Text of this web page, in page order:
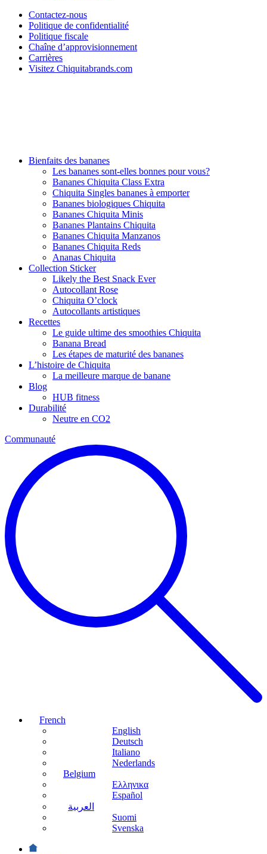
Contactez-nous
Politique de confidentialité
Politique fiscale
Chaîne d’approvisionnement
Carrières
Visitez Chiquitabrands.com
Bienfaits des bananes
Les bananes sont-elles bonnes pour vous?
Bananes Chiquita Class Extra
Chiquita Singles bananes à emporter
Bananes biologiques Chiquita
Bananes Chiquita Minis
Bananes Plantains Chiquita
Bananes Chiquita Manzanos
Bananes Chiquita Reds
Ananas Chiquita
Collection Sticker
Likely the Best Snack Ever
Autocollant Rose
Chiquita O’clock
Autocollants artistiques
Recettes
Le guide ultime des smoothies Chiquita
Banana Bread
Les étapes de maturité des bananes
L’histoire de Chiquita
La meilleure marque de banane
Blog
HUB fitness
Durabilité
Neutre en CO2
Communauté
French
English
Deutsch
Italiano
Nederlands
Belgium
Ελληνικα
Español
العربية
Suomi
Svenska